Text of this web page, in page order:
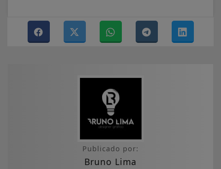
Publicado por:
Bruno Lima